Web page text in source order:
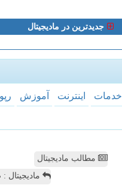
جدیدترین در مادیجیتال
خدمات اینترنت آموزش
مطالب مادیجیتال